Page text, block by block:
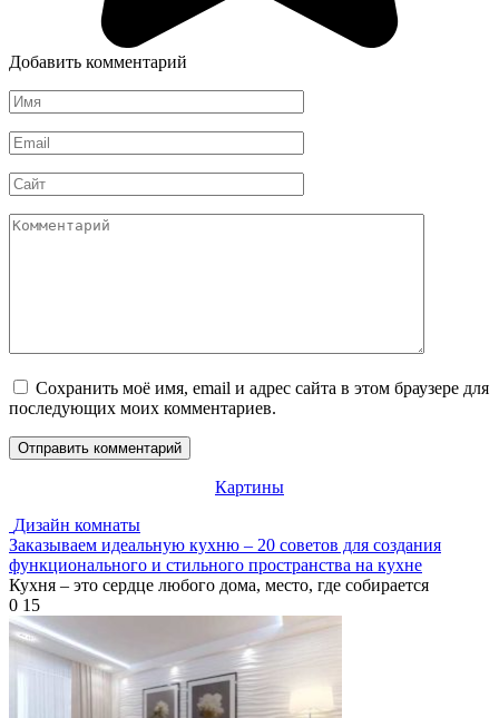
Добавить комментарий
Имя
*
Email
*
Сайт
Комментарий
Сохранить моё имя, email и адрес сайта в этом браузере для
последующих моих комментариев.
Картины
Дизайн комнаты
Заказываем идеальную кухню – 20 советов для создания
функционального и стильного пространства на кухне
Кухня – это сердце любого дома, место, где собирается
0 15